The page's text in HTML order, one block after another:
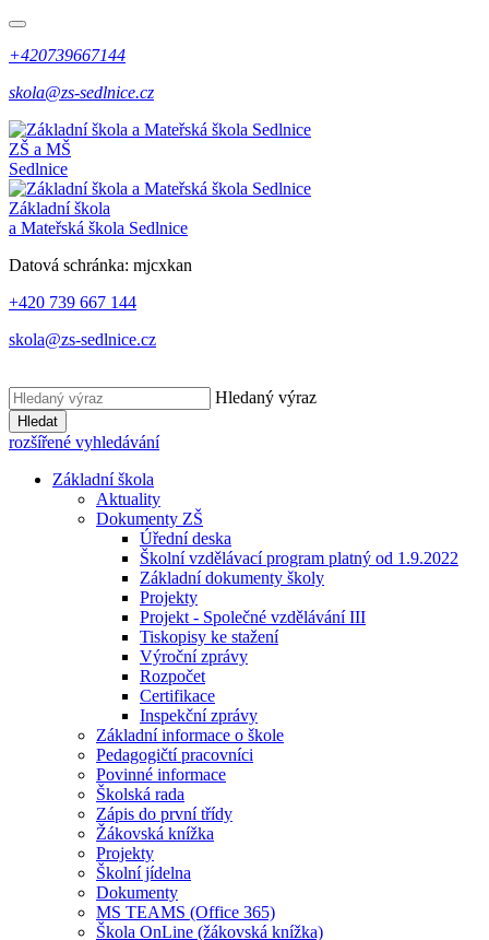
+420739667144
skola@zs-sedlnice.cz
ZŠ a MŠ
Sedlnice
Základní škola
a Mateřská škola Sedlnice
Datová schránka: mjcxkan
+420 739 667 144
skola@zs-sedlnice.cz
Hledaný výraz
Hledat
rozšířené vyhledávání
Základní škola
Aktuality
Dokumenty ZŠ
Úřední deska
Školní vzdělávací program platný od 1.9.2022
Základní dokumenty školy
Projekty
Projekt - Společné vzdělávání III
Tiskopisy ke stažení
Výroční zprávy
Rozpočet
Certifikace
Inspekční zprávy
Základní informace o škole
Pedagogičtí pracovníci
Povinné informace
Školská rada
Zápis do první třídy
Žákovská knížka
Projekty
Školní jídelna
Dokumenty
MS TEAMS (Office 365)
Škola OnLine (žákovská knížka)